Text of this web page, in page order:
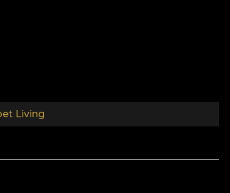
diventa nutrimento spirituale e
ampliare l'orizzonte umano. Il richiamo
Living